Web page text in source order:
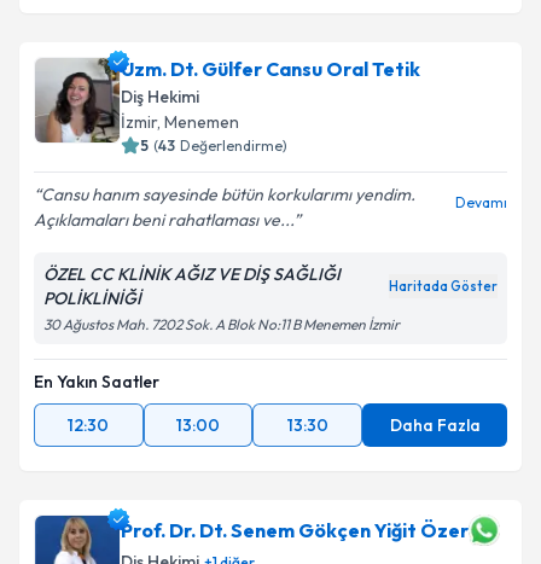
Uzm. Dt. Gülfer Cansu Oral Tetik
Diş Hekimi
İzmir, Menemen
5 (43 Değerlendirme)
Cansu hanım sayesinde bütün korkularımı yendim.
Açıklamaları beni rahatlaması ve...
Devamı
ÖZEL CC KLİNİK AĞIZ VE DİŞ SAĞLIĞI
POLİKLİNİĞİ
Haritada Göster
30 Ağustos Mah. 7202 Sok. A Blok No:11 B Menemen İzmir
En Yakın Saatler
12:30
13:00 13:30 Daha Fazla
Prof. Dr. Dt. Senem Gökçen Yiğit Özer